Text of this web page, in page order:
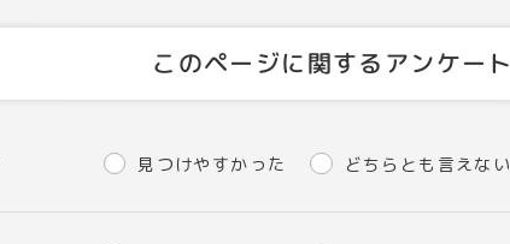
このページに関するアンケート
見つけやすかった どちらとも言えない